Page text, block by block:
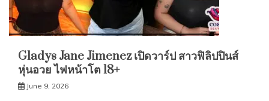
Gladys Jane Jimenez เปิดวาร์ป สาวฟิลิปปินส์
หุ่นอวย ไฟหน้าโต 18+
June 9, 2026